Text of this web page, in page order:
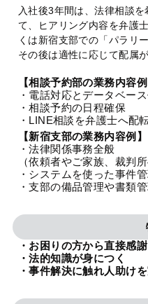
入社後3年間は、法律相談
て、ヒアリング内容を弁護
くは新宿支部での「パラリ
その後は適性に応じて配属
【相談予約部の業務内容例
・電話対応とデータベー
・相談予約の日程確保
・LINE相談を弁護士へ配
【新宿支部の業務内容例】
・法律関係事務全般
（依頼者やご家族、裁判
・システムを使った事件
・支部の備品管理や書類
・お困りの方から直接感
・法的知識が身につく
・事件解決に触れ人助け
特設サイト
法人グループ
プライバシーポリシー
TikTok受賞